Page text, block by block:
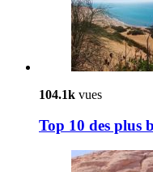
104.1k vues
Top 10 des plus